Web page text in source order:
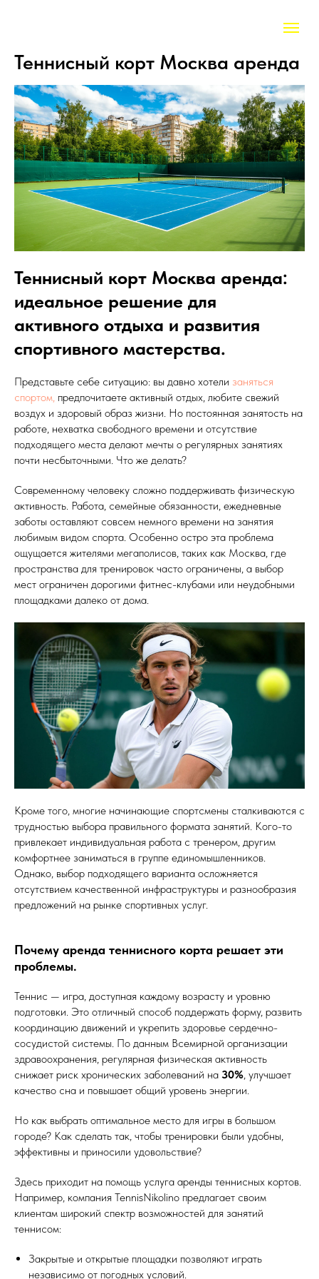
Теннисный корт Москва аренда
Теннисный корт Москва аренда:
идеальное решение для
активного отдыха и развития
спортивного мастерства.
Представьте себе ситуацию: вы давно хотели заняться
спортом, предпочитаете активный отдых, любите свежий
воздух и здоровый образ жизни. Но постоянная занятость на
работе, нехватка свободного времени и отсутствие
подходящего места делают мечты о регулярных занятиях
почти несбыточными. Что же делать?
Современному человеку сложно поддерживать физическую
активность. Работа, семейные обязанности, ежедневные
заботы оставляют совсем немного времени на занятия
любимым видом спорта. Особенно остро эта проблема
ощущается жителями мегаполисов, таких как Москва, где
пространства для тренировок часто ограничены, а выбор
мест ограничен дорогими фитнес-клубами или неудобными
площадками далеко от дома.
Кроме того, многие начинающие спортсмены сталкиваются с
трудностью выбора правильного формата занятий. Кого-то
привлекает индивидуальная работа с тренером, другим
комфортнее заниматься в группе единомышленников.
Однако, выбор подходящего варианта осложняется
отсутствием качественной инфраструктуры и разнообразия
предложений на рынке спортивных услуг.
Почему аренда теннисного корта решает эти
проблемы.
Теннис — игра, доступная каждому возрасту и уровню
подготовки. Это отличный способ поддержать форму, развить
координацию движений и укрепить здоровье сердечно-
сосудистой системы. По данным Всемирной организации
здравоохранения, регулярная физическая активность
снижает риск хронических заболеваний на 30%, улучшает
качество сна и повышает общий уровень энергии.
Но как выбрать оптимальное место для игры в большом
городе? Как сделать так, чтобы тренировки были удобны,
эффективны и приносили удовольствие?
Здесь приходит на помощь услуга аренды теннисных кортов.
Например, компания TennisNikolino предлагает своим
клиентам широкий спектр возможностей для занятий
теннисом:
Закрытые и открытые площадки позволяют играть
независимо от погодных условий.